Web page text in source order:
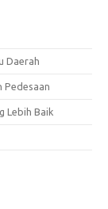
Daerah
Pedesaan
Lebih Baik